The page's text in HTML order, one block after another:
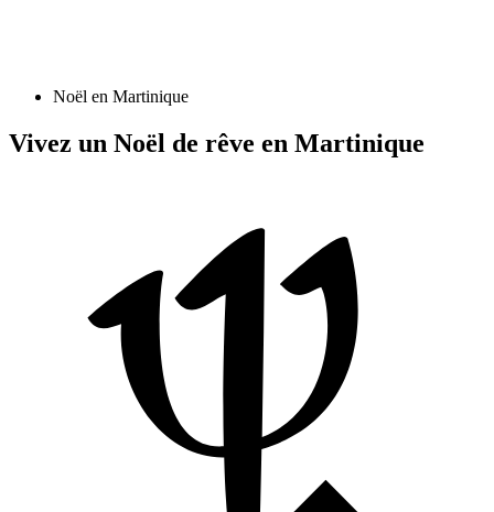
Noël en Martinique
Vivez un Noël de rêve en Martinique